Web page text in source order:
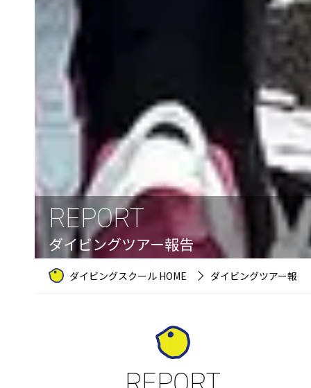
REPORT
ダイビングツアー報告
ダイビングスクール HOME ダイビングツアー報告